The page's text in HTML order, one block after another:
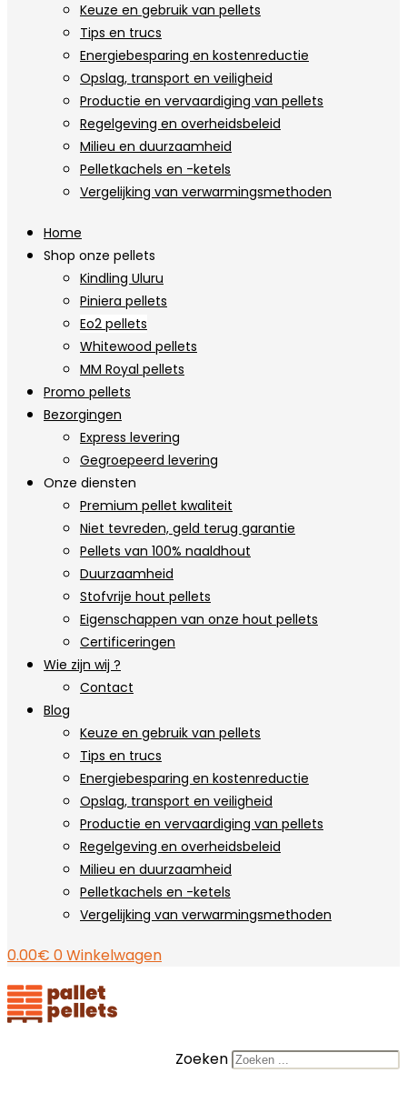
Keuze en gebruik van pellets
Tips en trucs
Energiebesparing en kostenreductie
Opslag, transport en veiligheid
Productie en vervaardiging van pellets
Regelgeving en overheidsbeleid
Milieu en duurzaamheid
Pelletkachels en -ketels
Vergelijking van verwarmingsmethoden
Home
Shop onze pellets
Kindling Uluru
Piniera pellets
Eo2 pellets
Whitewood pellets
MM Royal pellets
Promo pellets
Bezorgingen
Express levering
Gegroepeerd levering
Onze diensten
Premium pellet kwaliteit
Niet tevreden, geld terug garantie
Pellets van 100% naaldhout
Duurzaamheid
Stofvrije hout pellets
Eigenschappen van onze hout pellets
Certificeringen
Wie zijn wij ?
Contact
Blog
Keuze en gebruik van pellets
Tips en trucs
Energiebesparing en kostenreductie
Opslag, transport en veiligheid
Productie en vervaardiging van pellets
Regelgeving en overheidsbeleid
Milieu en duurzaamheid
Pelletkachels en -ketels
Vergelijking van verwarmingsmethoden
0.00€ 0Winkelwagen
Zoeken